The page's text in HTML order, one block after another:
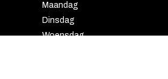
Maandag
Dinsdag
Woensdag